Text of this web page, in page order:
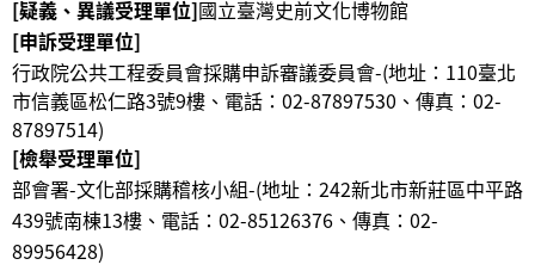
[疑義、異議受理單位]國立臺灣史前文化博物館
[申訴受理單位]
行政院公共工程委員會採購申訴審議委員會-(地址：110臺北
市信義區松仁路3號9樓、電話：02-87897530、傳真：02-
87897514)
[檢舉受理單位]
部會署-文化部採購稽核小組-(地址：242新北市新莊區中平路
439號南棟13樓、電話：02-85126376、傳真：02-
89956428)